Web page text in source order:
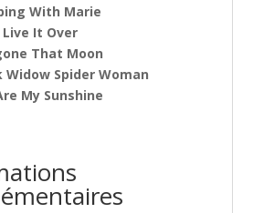
With Marie
It Over
That Moon
Spider Woman
My Sunshine